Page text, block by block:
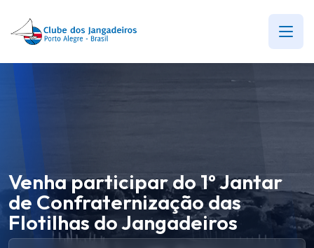
Venha participar do 1º Jantar
de Confraternização das
Flotilhas do Jangadeiros